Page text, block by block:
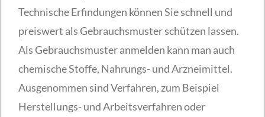
Technische Erfindungen können Sie schnell und
preiswert als Gebrauchsmuster schützen lassen.
Als Gebrauchsmuster anmelden kann man auch
chemische Stoffe, Nahrungs- und Arzneimittel.
Ausgenommen sind Verfahren, zum Beispiel
Herstellungs- und Arbeitsverfahren oder